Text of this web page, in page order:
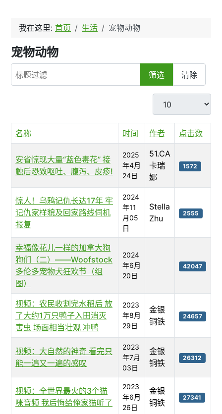
我在这里: 首页 生活 宠物动物
宠物动物
标题过滤
筛选 清除
每页显示条数
名称 时间 作者 点击数
安省惊现大量“蓝色毒花” 接
触后恐致呕吐、腹泻、皮疹!
2025
年4月
24日
51.CA
卡瑞
娜
1572
惊人！乌鸦记仇长达17年 牢
记仇家样貌及回家路线伺机
报复
2024
年11
月05
日
Stella
Zhu
2555
幸福像花儿一样的加拿大狗
狗们（二）——Woofstock
多伦多宠物犬狂欢节（组
图）
2024
年6月
20日
42047
视频：农民收割完水稻后 放
了大约1万只鸭子入田消灭
害虫 场面相当壮观 冲鸭
2023
年8月
29日
金银
铜铁
24657
视频：大自然的神奇 看完只
能一遍又一遍的感叹
2023
年7月
03日
金银
铜铁
26312
视频：全世界最火的3个猫
咪音频 我后悔给俺家猫听了
2023
年6月
26日
金银
铜铁
27341